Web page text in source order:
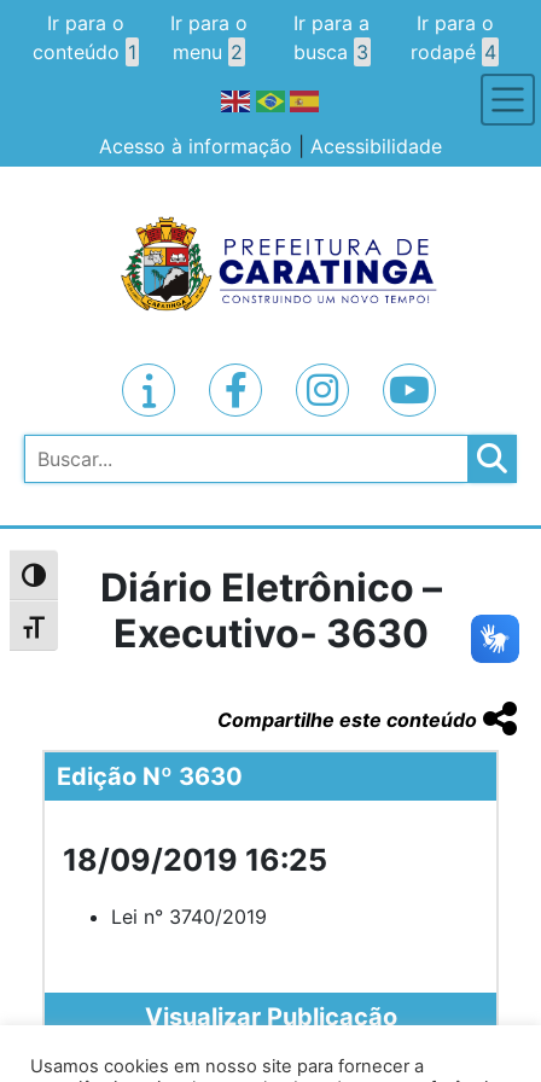
Alternar alto contraste
Alternar tamanho da fonte
Ir para o
conteúdo 1
Ir para o
menu 2
Ir para a
busca 3
Ir para o
rodapé 4
Acesso à informação Acessibilidade
Pesquisar
Diário Eletrônico –
Executivo- 3630
Compartilhe este conteúdo
Edição Nº 3630
18/09/2019 16:25
Lei n° 3740/2019
Visualizar Publicação
Usamos cookies em nosso site para fornecer a